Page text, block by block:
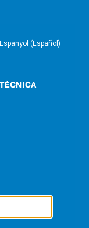
Espanyol (Español)